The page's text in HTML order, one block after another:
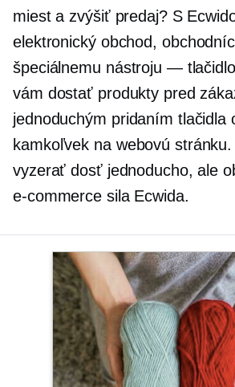
miest a zvýšiť predaj? S
elektronický obchod,
špeciálnemu nástroju —
vám dostať produkty pred
jednoduchým pridaním tlačidla
kamkoľvek na webovú
vyzerať dosť jednoducho, ale
e-commerce sila Ecwida.